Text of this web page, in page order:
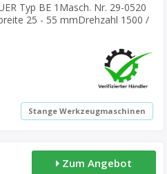
Typ BE 1Masch. Nr. 29-0520
25 - 55 mmDrehzahl 1500 /
50 Hz- Material-
45 kgguter Zustand
Stange Werkzeugmaschinen
Zum Angebot